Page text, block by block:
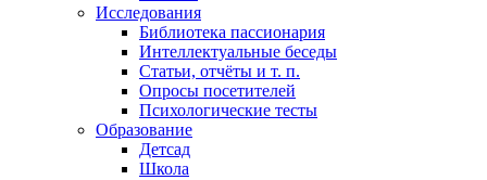
Исследования
Библиотека пассионария
Интеллектуальные беседы
Статьи, отчёты и т. п.
Опросы посетителей
Психологические тесты
Образование
Детсад
Школа